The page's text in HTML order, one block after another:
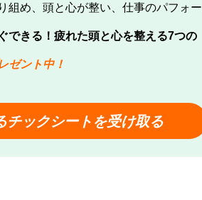
組め、頭と心が整い、仕事のパフォー
ぐできる！疲れた頭と心を整える7つの
ゼント中！
チックシートを受け取る